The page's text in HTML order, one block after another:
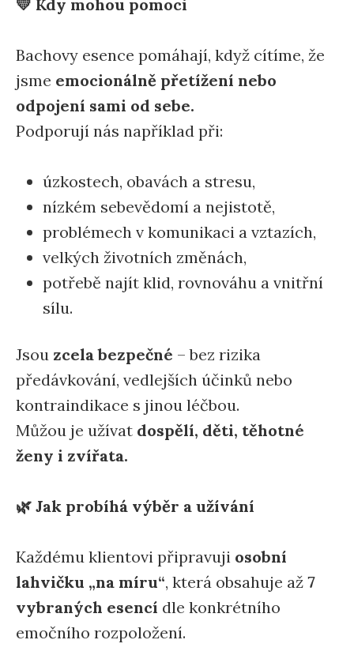
💛 Kdy mohou pomoci
Bachovy esence pomáhají, když cítíme, že
jsme emocionálně přetížení nebo
odpojení sami od sebe.
Podporují nás například při:
úzkostech, obavách a stresu,
nízkém sebevědomí a nejistotě,
problémech v komunikaci a vztazích,
velkých životních změnách,
potřebě najít klid, rovnováhu a vnitřní
sílu.
Jsou zcela bezpečné – bez rizika
předávkování, vedlejších účinků nebo
kontraindikace s jinou léčbou.
Můžou je užívat dospělí, děti, těhotné
ženy i zvířata.
🌿 Jak probíhá výběr a užívání
Každému klientovi připravuji osobní
lahvičku „na míru“, která obsahuje až 7
vybraných esencí dle konkrétního
emočního rozpoložení.